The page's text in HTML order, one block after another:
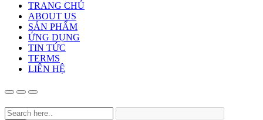
TRANG CHỦ
ABOUT US
SẢN PHẨM
ỨNG DỤNG
TIN TỨC
TERMS
LIÊN HỆ